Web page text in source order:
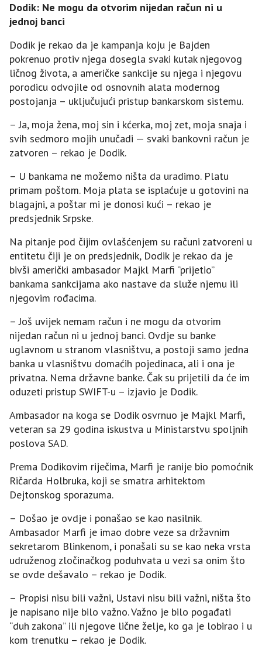
Dodik: Ne mogu da otvorim nijedan račun ni u
jednoj banci
Dodik je rekao da je kampanja koju je Bajden
pokrenuo protiv njega dosegla svaki kutak njegovog
ličnog života, a američke sankcije su njega i njegovu
porodicu odvojile od osnovnih alata modernog
postojanja – uključujući pristup bankarskom sistemu.
– Јa, moja žena, moj sin i kćerka, moj zet, moja snaja i
svih sedmoro mojih unučadi — svaki bankovni račun je
zatvoren – rekao je Dodik.
– U bankama ne možemo ništa da uradimo. Platu
primam poštom. Moja plata se isplaćuje u gotovini na
blagajni, a poštar mi je donosi kući – rekao je
predsjednik Srpske.
Na pitanje pod čijim ovlašćenjem su računi zatvoreni u
entitetu čiji je on predsjednik, Dodik je rekao da je
bivši američki ambasador Majkl Marfi “prijetio”
bankama sankcijama ako nastave da služe njemu ili
njegovim rođacima.
– Јoš uvijek nemam račun i ne mogu da otvorim
nijedan račun ni u jednoj banci. Ovdje su banke
uglavnom u stranom vlasništvu, a postoji samo jedna
banka u vlasništvu domaćih pojedinaca, ali i ona je
privatna. Nema državne banke. Čak su prijetili da će im
oduzeti pristup SWIFT-u – izjavio je Dodik.
Ambasador na koga se Dodik osvrnuo je Majkl Marfi,
veteran sa 29 godina iskustva u Ministarstvu spoljnih
poslova SAD.
Prema Dodikovim riječima, Marfi je ranije bio pomoćnik
Ričarda Holbruka, koji se smatra arhitektom
Dejtonskog sporazuma.
– Došao je ovdje i ponašao se kao nasilnik.
Ambasador Marfi je imao dobre veze sa državnim
sekretarom Blinkenom, i ponašali su se kao neka vrsta
udruženog zločinačkog poduhvata u vezi sa onim što
se ovde dešavalo – rekao je Dodik.
– Propisi nisu bili važni, Ustavi nisu bili važni, ništa što
je napisano nije bilo važno. Važno je bilo pogađati
“duh zakona” ili njegove lične želje, ko ga je lobirao i u
kom trenutku – rekao je Dodik.